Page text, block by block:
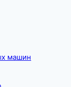
машин